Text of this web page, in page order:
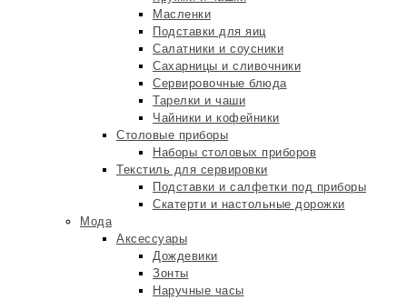
Масленки
Подставки для яиц
Салатники и соусники
Сахарницы и сливочники
Сервировочные блюда
Тарелки и чаши
Чайники и кофейники
Столовые приборы
Наборы столовых приборов
Текстиль для сервировки
Подставки и салфетки под приборы
Скатерти и настольные дорожки
Мода
Аксессуары
Дождевики
Зонты
Наручные часы